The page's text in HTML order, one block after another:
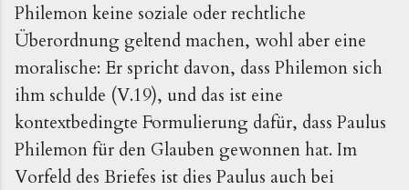
Philemon keine soziale oder rechtliche
Überordnung geltend machen, wohl aber eine
moralische: Er spricht davon, dass Philemon sich
ihm schulde (V.19), und das ist eine
kontextbedingte Formulierung dafür, dass Paulus
Philemon für den Glauben gewonnen hat. Im
Vorfeld des Briefes ist dies Paulus auch bei